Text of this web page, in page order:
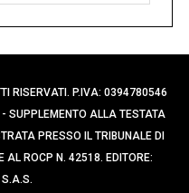
RISERVATI. P.IVA: 0394780546
SUPPLEMENTO ALLA TESTATA
PRESSO IL TRIBUNALE DI
AL ROCP N. 42518. EDITORE:
S.A.S.